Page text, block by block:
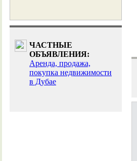
ЧАСТНЫЕ
ОБЪЯВЛЕНИЯ:
Аренда, продажа,
покупка недвижимости
в Дубае